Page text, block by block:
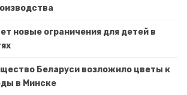
новые ограничения для детей в
Беларуси возложило цветы к
в Минске